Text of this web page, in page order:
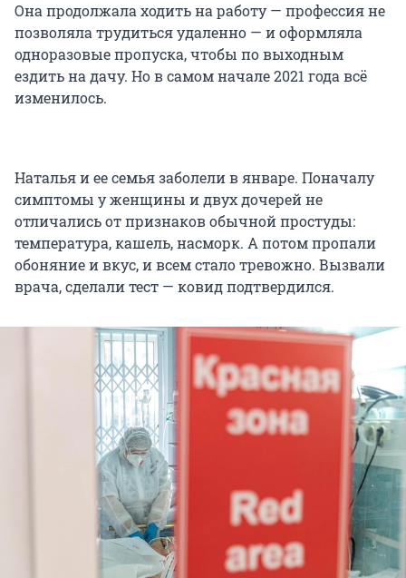
Она продолжала ходить на работу — профессия не
позволяла трудиться удаленно — и оформляла
одноразовые пропуска, чтобы по выходным
ездить на дачу. Но в самом начале 2021 года всё
изменилось.
Наталья и ее семья заболели в январе. Поначалу
симптомы у женщины и двух дочерей не
отличались от признаков обычной простуды:
температура, кашель, насморк. А потом пропали
обоняние и вкус, и всем стало тревожно. Вызвали
врача, сделали тест — ковид подтвердился.